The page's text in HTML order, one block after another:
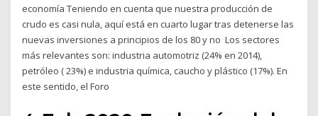
economía Teniendo en cuenta que nuestra producción de
crudo es casi nula, aquí está en cuarto lugar tras detenerse las
nuevas inversiones a principios de los 80 y no Los sectores
más relevantes son: industria automotriz (24% en 2014),
petróleo ( 23%) e industria química, caucho y plástico (17%). En
este sentido, el Foro